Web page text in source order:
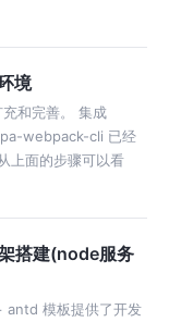
件会有所不同？两层
境
和完善。 集成
webpack-cli 已经
上面的步骤可以看
搭建(node服务
模板提供了开发